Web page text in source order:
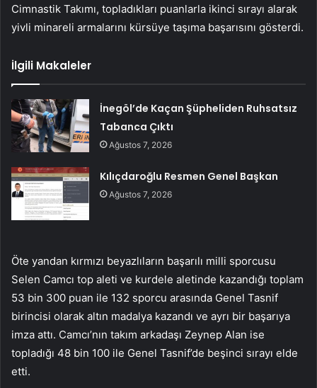
Cimnastik Takımı, topladıkları puanlarla ikinci sırayı alarak
yivli minareli armalarını kürsüye taşıma başarısını gösterdi.
İlgili Makaleler
İnegöl’de Kaçan Şüpheliden Ruhsatsız
Tabanca Çıktı
Ağustos 7, 2026
Kılıçdaroğlu Resmen Genel Başkan
Ağustos 7, 2026
Öte yandan kırmızı beyazlıların başarılı milli sporcusu
Selen Camcı top aleti ve kurdele aletinde kazandığı toplam
53 bin 300 puan ile 132 sporcu arasında Genel Tasnif
birincisi olarak altın madalya kazandı ve ayrı bir başarıya
imza attı. Camcı’nın takım arkadaşı Zeynep Alan ise
topladığı 48 bin 100 ile Genel Tasnif’de beşinci sırayı elde
etti.